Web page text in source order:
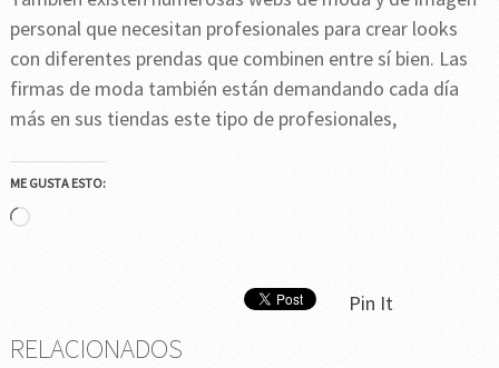
personal que necesitan profesionales para crear looks
con diferentes prendas que combinen entre sí bien. Las
firmas de moda también están demandando cada día
más en sus tiendas este tipo de profesionales,
ME GUSTA ESTO:
Cargando...
Pin It
RELACIONADOS